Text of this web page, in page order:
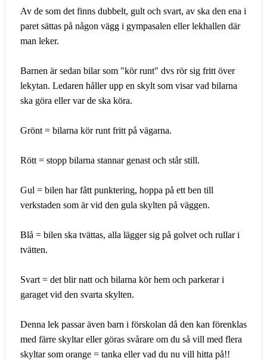
Av de som det finns dubbelt, gult och svart, av ska den ena i
paret sättas på någon vägg i gympasalen eller lekhallen där
man leker.
Barnen är sedan bilar som "kör runt" dvs rör sig fritt över
lekytan. Ledaren håller upp en skylt som visar vad bilarna
ska göra eller var de ska köra.
Grönt = bilarna kör runt fritt på vägarna.
Rött = stopp bilarna stannar genast och står still.
Gul = bilen har fått punktering, hoppa på ett ben till
verkstaden som är vid den gula skylten på väggen.
Blå = bilen ska tvättas, alla lägger sig på golvet och rullar i
tvätten.
Svart = det blir natt och bilarna kör hem och parkerar i
garaget vid den svarta skylten.
Denna lek passar även barn i förskolan då den kan förenklas
med färre skyltar eller göras svårare om du så vill med flera
skyltar som orange = tanka eller vad du nu vill hitta på!!